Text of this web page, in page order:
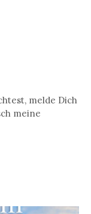
melde Dich
meine